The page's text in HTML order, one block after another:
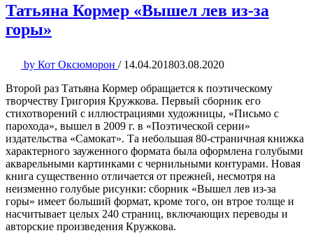
Татьяна Кормер «Вышел лев из-за
горы»
by Кот Оксюморон / 14.04.201803.08.2020
Второй раз Татьяна Кормер обращается к поэтическому
творчеству Григория Кружкова. Первый сборник его
стихотворений с иллюстрациями художницы, «Письмо с
парохода», вышел в 2009 г. в «Поэтической серии»
издательства «Самокат». Та небольшая 80-страничная книжка
характерного зауженного формата была оформлена голубыми
акварельными картинками с чернильными контурами. Новая
книга существенно отличается от прежней, несмотря на
неизменно голубые рисунки: сборник «Вышел лев из-за
горы» имеет больший формат, кроме того, он втрое толще и
насчитывает целых 240 страниц, включающих переводы и
авторские произведения Кружкова.